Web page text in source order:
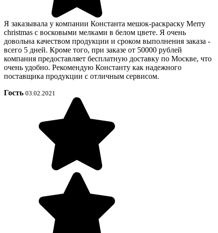
Я заказывала у компании Константа мешок-раскраску Merry
christmas с восковыми мелками в белом цвете. Я очень
довольна качеством продукции и сроком выполнения заказа -
всего 5 дней. Кроме того, при заказе от 50000 рублей
компания предоставляет бесплатную доставку по Москве, что
очень удобно. Рекомендую Константу как надежного
поставщика продукции с отличным сервисом.
Гость 03.02.2021